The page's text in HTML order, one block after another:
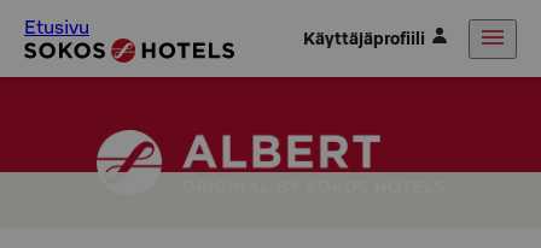
Etusivu Käyttäjäprofiili